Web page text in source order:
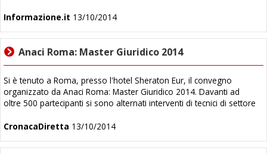
Informazione.it 13/10/2014
Anaci Roma: Master Giuridico 2014
Si è tenuto a Roma, presso l'hotel Sheraton Eur, il convegno
organizzato da Anaci Roma: Master Giuridico 2014. Davanti ad
oltre 500 partecipanti si sono alternati interventi di tecnici di settore
CronacaDiretta 13/10/2014